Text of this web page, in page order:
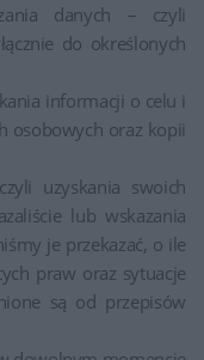
danych – czyli
do określonych
informacji o celu i
osobowych oraz kopii
uzyskania swoich
lub wskazania
je przekazać, o ile
praw oraz sytuacje
są od przepisów